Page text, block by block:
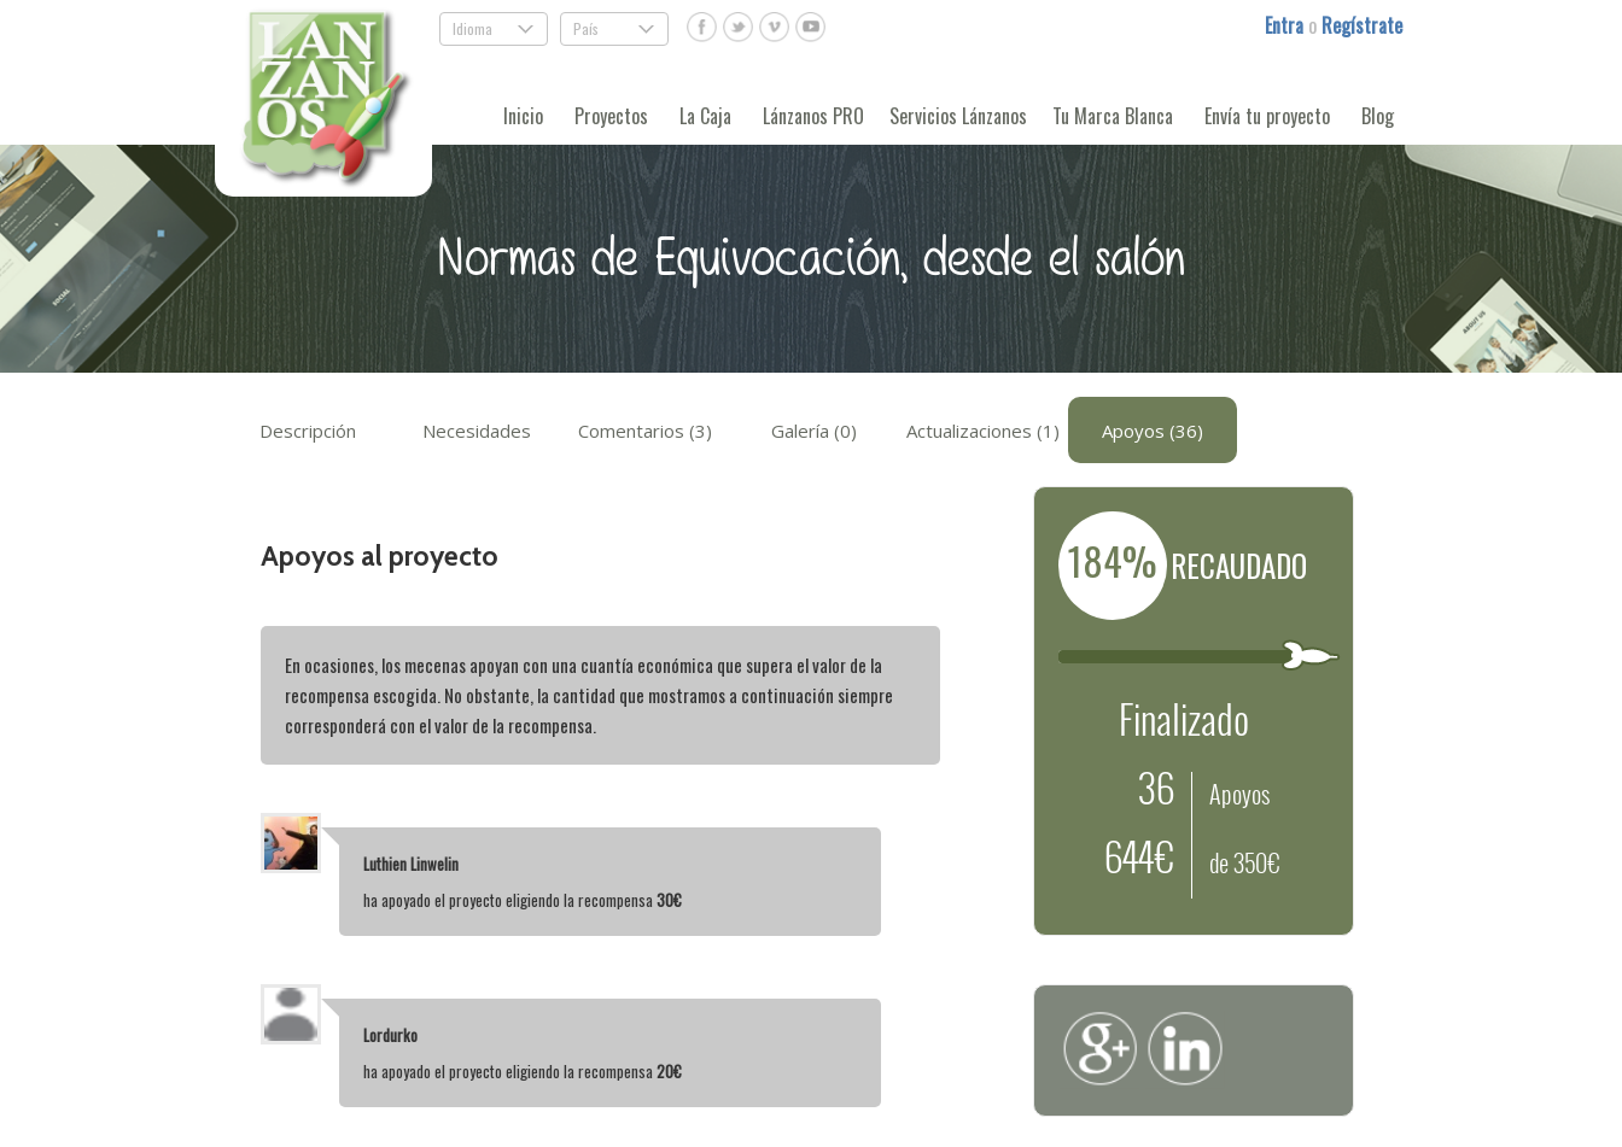
Idioma . País . Entra o Regístrate
Inicio Proyectos La Caja Lánzanos PRO Servicios Lánzanos Tu Marca Blanca Envía tu proyecto Blog
Normas de Equivocación, desde el salón
Descripción Necesidades Comentarios (3) Galería (0) Actualizaciones (1) Apoyos (36)
Apoyos al proyecto
En ocasiones, los mecenas apoyan con una cuantía económica que supera el valor de la
recompensa escogida. No obstante, la cantidad que mostramos a continuación siempre
corresponderá con el valor de la recompensa.
Luthien Linwelin
ha apoyado el proyecto eligiendo la recompensa 30€
Lordurko
ha apoyado el proyecto eligiendo la recompensa 20€
184% RECAUDADO
Finalizado
36
644€
Apoyos
de 350€